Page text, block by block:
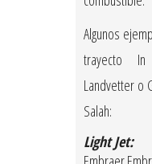
Algunos
trayecto
Landvetter o
Salah:
Light Jet: